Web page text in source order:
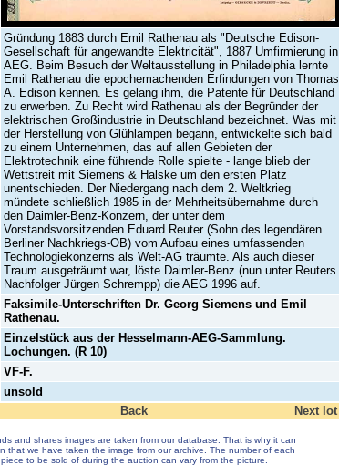
Gründung 1883 durch Emil Rathenau als "Deutsche Edison-
Gesellschaft für angewandte Elektricität", 1887 Umfirmierung in
AEG. Beim Besuch der Weltausstellung in Philadelphia lernte
Emil Rathenau die epochemachenden Erfindungen von Thomas
A. Edison kennen. Es gelang ihm, die Patente für Deutschland
zu erwerben. Zu Recht wird Rathenau als der Begründer der
elektrischen Großindustrie in Deutschland bezeichnet. Was mit
der Herstellung von Glühlampen begann, entwickelte sich bald
zu einem Unternehmen, das auf allen Gebieten der
Elektrotechnik eine führende Rolle spielte - lange blieb der
Wettstreit mit Siemens & Halske um den ersten Platz
unentschieden. Der Niedergang nach dem 2. Weltkrieg
mündete schließlich 1985 in der Mehrheitsübernahme durch
den Daimler-Benz-Konzern, der unter dem
Vorstandsvorsitzenden Eduard Reuter (Sohn des legendären
Berliner Nachkriegs-OB) vom Aufbau eines umfassenden
Technologiekonzerns als Welt-AG träumte. Als auch dieser
Traum ausgeträumt war, löste Daimler-Benz (nun unter Reuters
Nachfolger Jürgen Schrempp) die AEG 1996 auf.
Faksimile-Unterschriften Dr. Georg Siemens und Emil
Rathenau.
Einzelstück aus der Hesselmann-AEG-Sammlung.
Lochungen. (R 10)
VF-F.
unsold
Back Next lot
and shares images are taken from our database. That is why it can
that we have taken the image from our archive. The number of each
piece to be sold of during the auction can vary from the picture.